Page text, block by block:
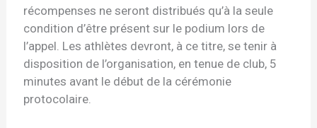
récompenses ne seront distribués qu’à la seule
condition d’être présent sur le podium lors de
l’appel. Les athlètes devront, à ce titre, se tenir à
disposition de l’organisation, en tenue de club, 5
minutes avant le début de la cérémonie
protocolaire.